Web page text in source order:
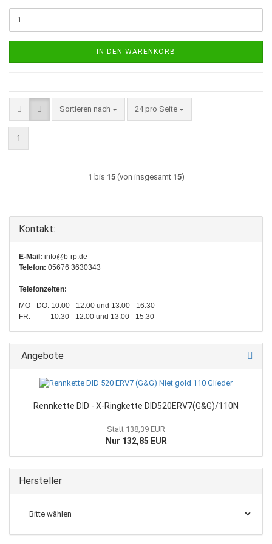
IN DEN WARENKORB
Sortieren nach
Sortieren nach 24 pro Seite
pro Seite
1
1 bis 15(von insgesamt 15)
Kontakt:
E-Mail: info@b-rp.de
Telefon: 05676 3630343
Telefonzeiten:
MO - DO: 10:00 - 12:00 und 13:00 - 16:30
FR: 10:30 - 12:00 und 13:00 - 15:30
Angebote
Rennkette DID - X-Ringkette DID520ERV7(G&G)/110N
Statt 138,39 EUR
Nur 132,85 EUR
Hersteller